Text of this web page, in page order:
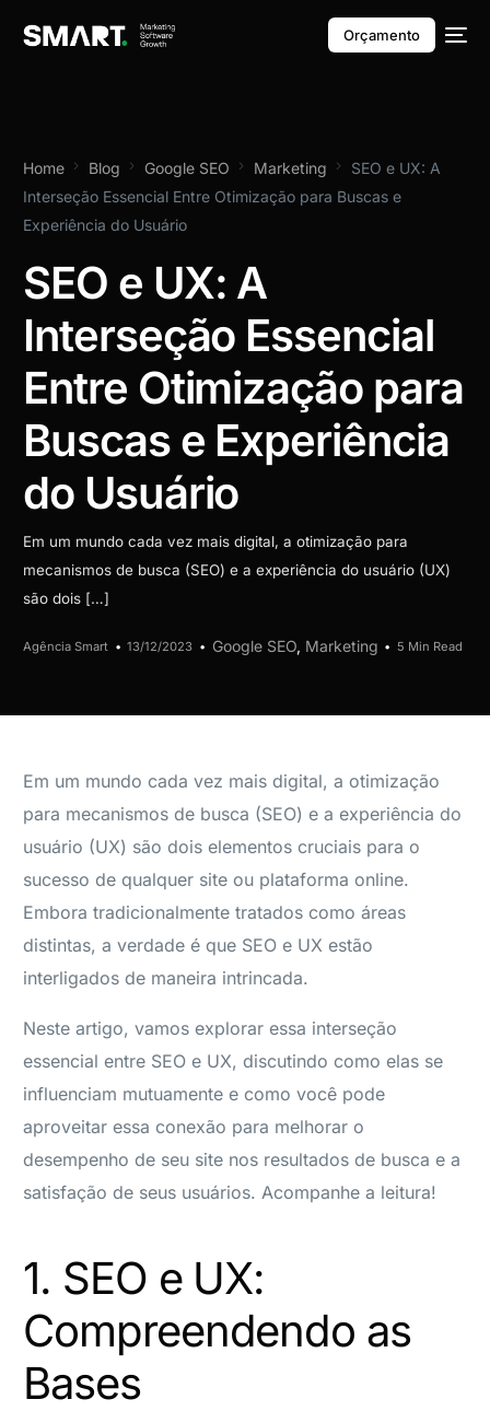
Orçamento
Home Blog Google SEO Marketing
SEO e UX: A
Interseção Essencial Entre Otimização para Buscas e
Experiência do Usuário
SEO e UX: A
Interseção Essencial
Entre Otimização para
Buscas e Experiência
do Usuário
Em um mundo cada vez mais digital, a otimização para
mecanismos de busca (SEO) e a experiência do usuário (UX)
são dois […]
Agência Smart 13/12/2023 Google SEO, Marketing 5 Min Read
Em um mundo cada vez mais digital, a otimização
para mecanismos de busca (SEO) e a experiência do
usuário (UX) são dois elementos cruciais para o
sucesso de qualquer site ou plataforma online.
Embora tradicionalmente tratados como áreas
distintas, a verdade é que SEO e UX estão
interligados de maneira intrincada.
Neste artigo, vamos explorar essa interseção
essencial entre SEO e UX, discutindo como elas se
influenciam mutuamente e como você pode
aproveitar essa conexão para melhorar o
desempenho de seu site nos resultados de busca e a
satisfação de seus usuários. Acompanhe a leitura!
1. SEO e UX:
Compreendendo as
Bases